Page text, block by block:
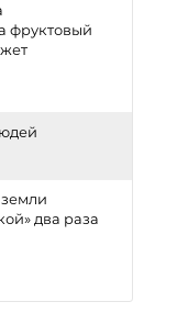
фруктовый
два раза